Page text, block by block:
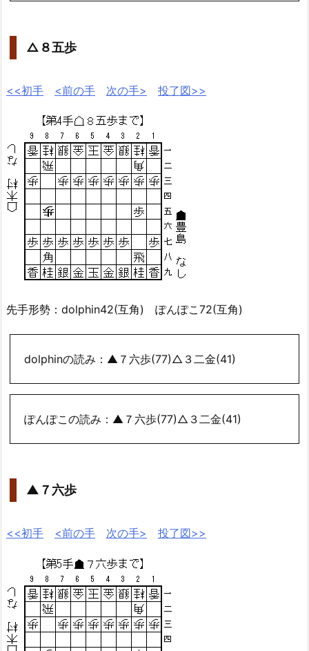
△８五歩
<<初手 <前の手 次の手> 投了図>>
先手形勢：dolphin42(互角) ぽんぽこ72(互角)
dolphinの読み：▲７六歩(77)△３二金(41)
ぽんぽこの読み：▲７六歩(77)△３二金(41)
▲７六歩
<<初手 <前の手 次の手> 投了図>>